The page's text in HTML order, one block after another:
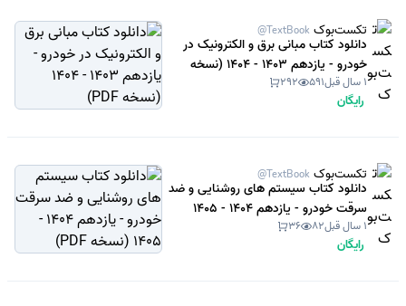
تکست‌بوک @TextBook
دانلود کتاب مبانی برق و الکترونیک در
خودرو - یازدهم 1403 - 1404 (نسخه
PDF)1 سال قبل 591
292
رایگان
تکست‌بوک @TextBook
دانلود کتاب سیستم های روشنایی و ضد
سرقت خودرو - یازدهم 1404 - 1405
(نسخه PDF)1 سال قبل 82
36
رایگان